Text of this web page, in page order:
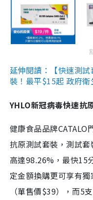
延伸閱讀：【快速測
裝！最平$15起 政府
YHLO新冠病毒快速抗
健康食品品牌CATALO
抗原測試套裝，測試
高達98.26%，最快15
定金額換購更可享有
（單售價$39），而5